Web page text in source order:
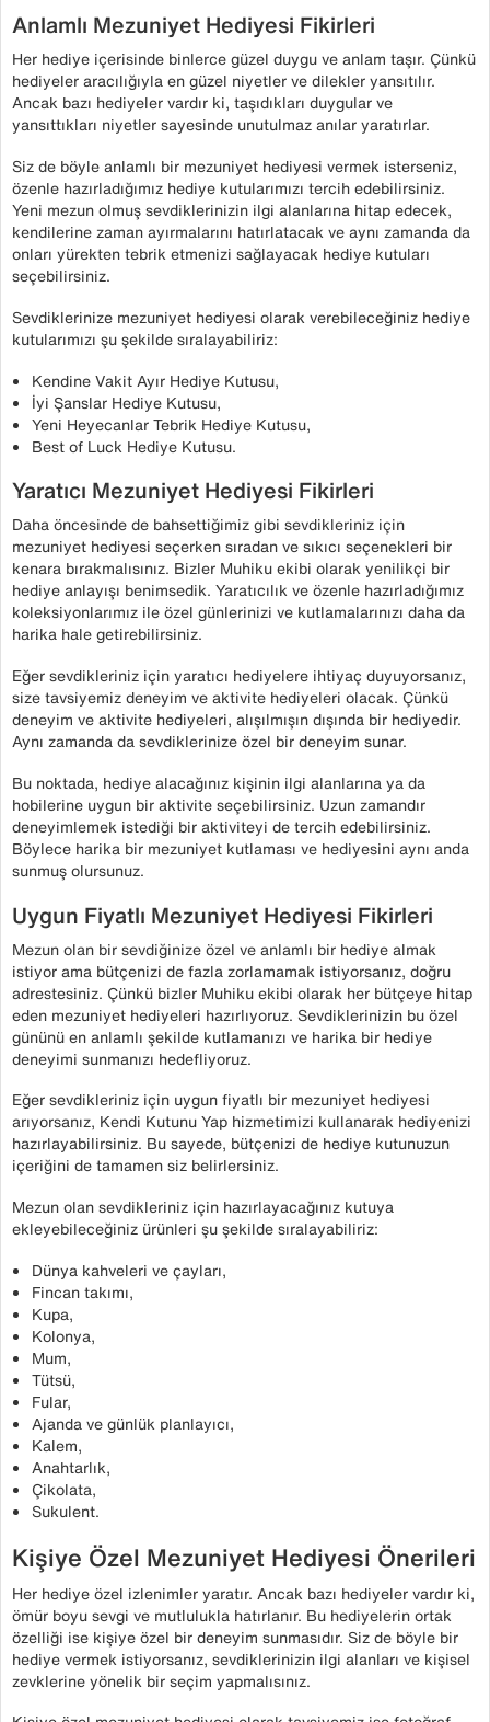
Anlamlı Mezuniyet Hediyesi Fikirleri
Her hediye içerisinde binlerce güzel duygu ve anlam taşır. Çünkü
hediyeler aracılığıyla en güzel niyetler ve dilekler yansıtılır.
Ancak bazı hediyeler vardır ki, taşıdıkları duygular ve
yansıttıkları niyetler sayesinde unutulmaz anılar yaratırlar.
Siz de böyle anlamlı bir mezuniyet hediyesi vermek isterseniz,
özenle hazırladığımız hediye kutularımızı tercih edebilirsiniz.
Yeni mezun olmuş sevdiklerinizin ilgi alanlarına hitap edecek,
kendilerine zaman ayırmalarını hatırlatacak ve aynı zamanda da
onları yürekten tebrik etmenizi sağlayacak hediye kutuları
seçebilirsiniz.
Sevdiklerinize mezuniyet hediyesi olarak verebileceğiniz hediye
kutularımızı şu şekilde sıralayabiliriz:
Kendine Vakit Ayır Hediye Kutusu,
İyi Şanslar Hediye Kutusu,
Yeni Heyecanlar Tebrik Hediye Kutusu,
Best of Luck Hediye Kutusu.
Yaratıcı Mezuniyet Hediyesi Fikirleri
Daha öncesinde de bahsettiğimiz gibi sevdikleriniz için
mezuniyet hediyesi seçerken sıradan ve sıkıcı seçenekleri bir
kenara bırakmalısınız. Bizler Muhiku ekibi olarak yenilikçi bir
hediye anlayışı benimsedik. Yaratıcılık ve özenle hazırladığımız
koleksiyonlarımız ile özel günlerinizi ve kutlamalarınızı daha da
harika hale getirebilirsiniz.
Eğer sevdikleriniz için yaratıcı hediyelere ihtiyaç duyuyorsanız,
size tavsiyemiz deneyim ve aktivite hediyeleri olacak. Çünkü
deneyim ve aktivite hediyeleri, alışılmışın dışında bir hediyedir.
Aynı zamanda da sevdiklerinize özel bir deneyim sunar.
Bu noktada, hediye alacağınız kişinin ilgi alanlarına ya da
hobilerine uygun bir aktivite seçebilirsiniz. Uzun zamandır
deneyimlemek istediği bir aktiviteyi de tercih edebilirsiniz.
Böylece harika bir mezuniyet kutlaması ve hediyesini aynı anda
sunmuş olursunuz.
Uygun Fiyatlı Mezuniyet Hediyesi Fikirleri
Mezun olan bir sevdiğinize özel ve anlamlı bir hediye almak
istiyor ama bütçenizi de fazla zorlamamak istiyorsanız, doğru
adrestesiniz. Çünkü bizler Muhiku ekibi olarak her bütçeye hitap
eden mezuniyet hediyeleri hazırlıyoruz. Sevdiklerinizin bu özel
gününü en anlamlı şekilde kutlamanızı ve harika bir hediye
deneyimi sunmanızı hedefliyoruz.
Eğer sevdikleriniz için uygun fiyatlı bir mezuniyet hediyesi
arıyorsanız, Kendi Kutunu Yap hizmetimizi kullanarak hediyenizi
hazırlayabilirsiniz. Bu sayede, bütçenizi de hediye kutunuzun
içeriğini de tamamen siz belirlersiniz.
Mezun olan sevdikleriniz için hazırlayacağınız kutuya
ekleyebileceğiniz ürünleri şu şekilde sıralayabiliriz:
Dünya kahveleri ve çayları,
Fincan takımı,
Kupa,
Kolonya,
Mum,
Tütsü,
Fular,
Ajanda ve günlük planlayıcı,
Kalem,
Anahtarlık,
Çikolata,
Sukulent.
Kişiye Özel Mezuniyet Hediyesi Önerileri
Her hediye özel izlenimler yaratır. Ancak bazı hediyeler vardır ki,
ömür boyu sevgi ve mutlulukla hatırlanır. Bu hediyelerin ortak
özelliği ise kişiye özel bir deneyim sunmasıdır. Siz de böyle bir
hediye vermek istiyorsanız, sevdiklerinizin ilgi alanları ve kişisel
zevklerine yönelik bir seçim yapmalısınız.